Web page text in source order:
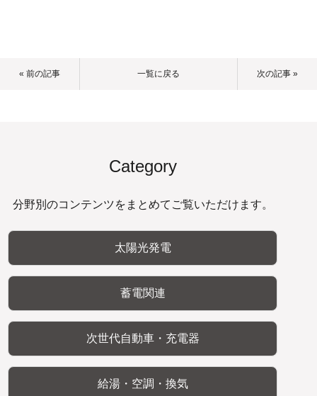
« 前の記事 一覧に戻る 次の記事 »
Category
分野別のコンテンツをまとめてご覧いただけます。
太陽光発電
蓄電関連
次世代自動車・充電器
給湯・空調・換気